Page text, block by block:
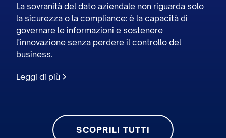
La sovranità del dato aziendale non riguarda solo
la sicurezza o la compliance: è la capacità di
governare le informazioni e sostenere
l'innovazione senza perdere il controllo del
business.
Leggi di più
SCOPRILI TUTTI